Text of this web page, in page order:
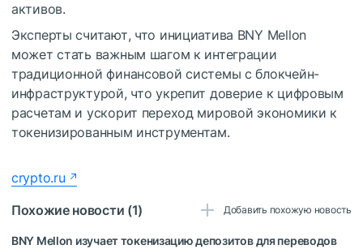
активов.
Эксперты считают, что инициатива BNY Mellon
может стать важным шагом к интеграции
традиционной финансовой системы с блокчейн-
инфраструктурой, что укрепит доверие к цифровым
расчетам и ускорит переход мировой экономики к
токенизированным инструментам.
crypto.ru
Похожие новости (1)
Добавить похожую новость
BNY Mellon изучает токенизацию депозитов для переводов